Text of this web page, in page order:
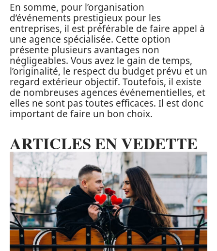
En somme, pour l’organisation
d’événements prestigieux pour les
entreprises, il est préférable de faire appel à
une agence spécialisée. Cette option
présente plusieurs avantages non
négligeables. Vous avez le gain de temps,
l’originalité, le respect du budget prévu et un
regard extérieur objectif. Toutefois, il existe
de nombreuses agences événementielles, et
elles ne sont pas toutes efficaces. Il est donc
important de faire un bon choix.
ARTICLES EN VEDETTE